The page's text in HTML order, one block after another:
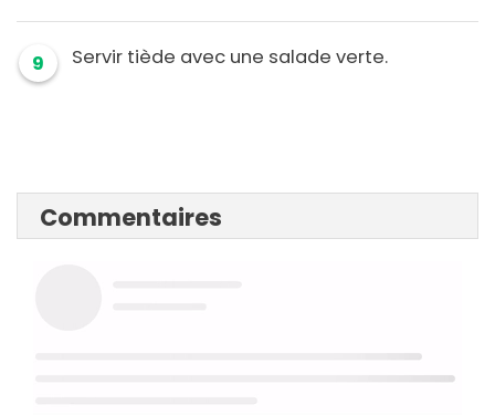
9 Servir tiède avec une salade verte.
Commentaires